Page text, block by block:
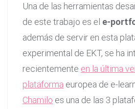
Una de las herramientas
de este trabajo es el e-
además de servir en esta
experimental de EKT, se ha
recientemente en la última
plataforma europea de e-
Chamilo es una de las 3